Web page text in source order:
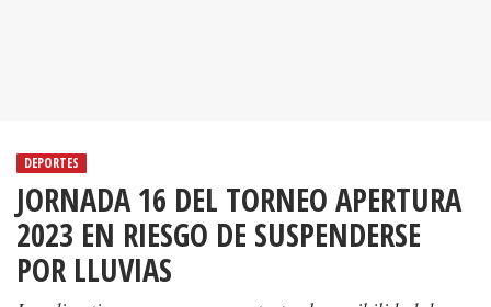
DEPORTES
JORNADA 16 DEL TORNEO APERTURA
2023 EN RIESGO DE SUSPENDERSE
POR LLUVIAS